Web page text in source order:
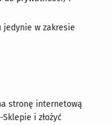
jedynie w zakresie
stronę internetową
i złożyć